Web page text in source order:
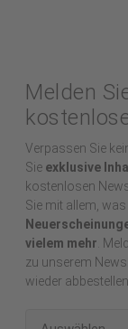
Melden
Verpassen Sie
Sie exklusive
kostenlosen
Sie mit allem,
vielem mehr .
zu unserem
wieder abbestellen.